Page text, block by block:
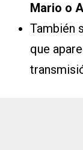
Mario o
También
que